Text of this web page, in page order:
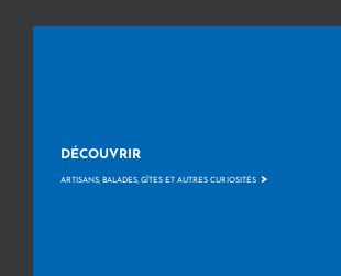
DÉCOUVRIR
ARTISANS, BALADES, GÎTES ET AUTRES CURIOSITÉS >